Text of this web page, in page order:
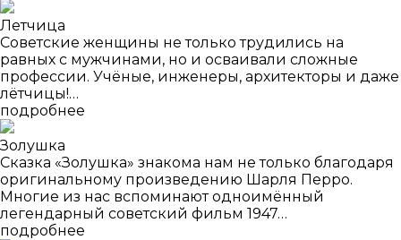
Летчица
Советские женщины не только трудились на
равных с мужчинами, но и осваивали сложные
профессии. Учёные, инженеры, архитекторы и даже
лётчицы!…
подробнее
Золушка
Сказка «Золушка» знакома нам не только благодаря
оригинальному произведению Шарля Перро.
Многие из нас вспоминают одноимённый
легендарный советский фильм 1947…
подробнее